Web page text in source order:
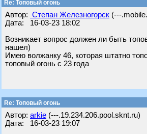
Re: Топовый огонь
Автор: Степан Железногорск (---
Дата: 16-03-23 18:02
Возникает вопрос должен ли быть
нашел)
Имею волжанку 46, которая штатно
топовый огонь с 23 года
Re: Топовый огонь
Автор: arkie (---.19.234.206.pool.sknt.ru)
Дата: 16-03-23 19:07